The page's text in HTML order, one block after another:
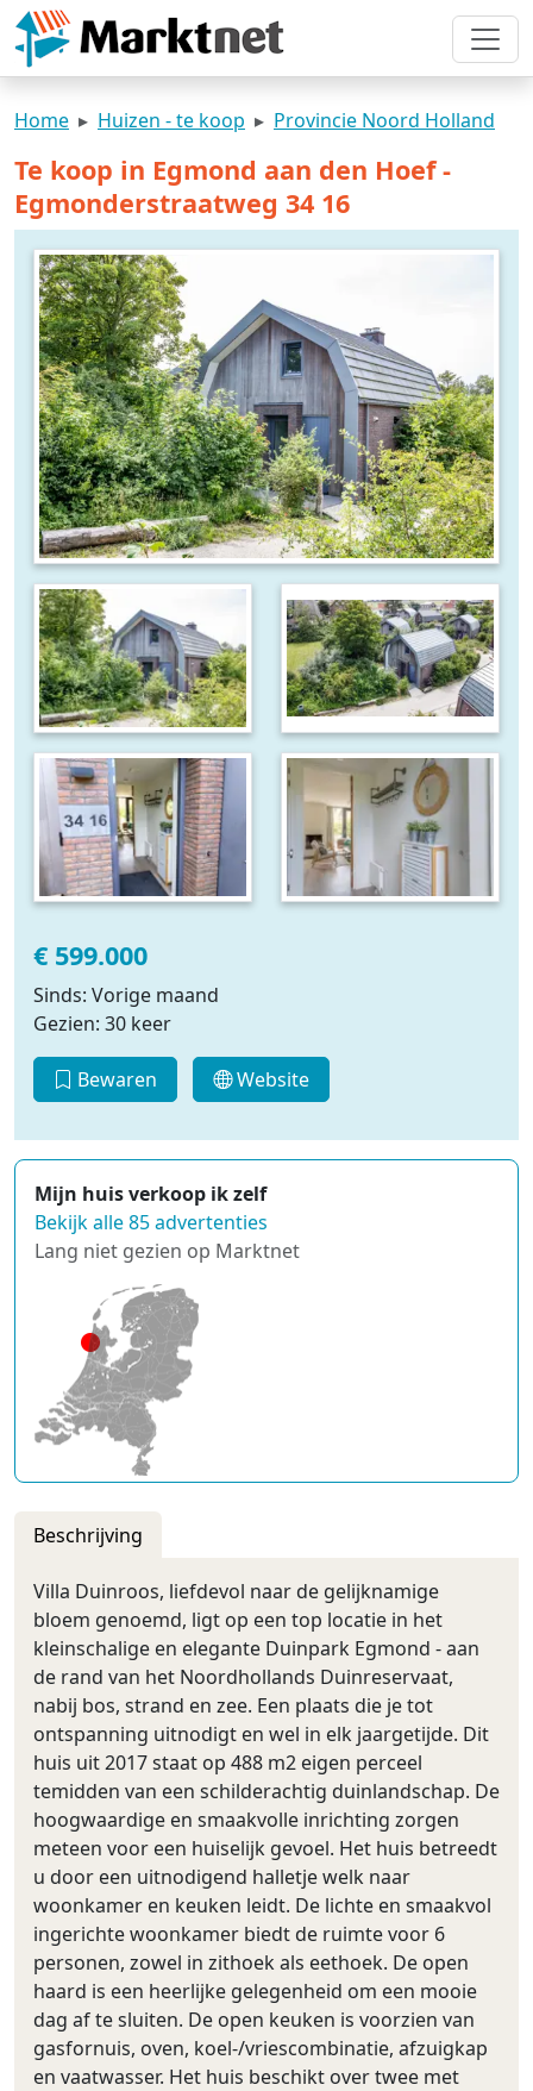
Home Huizen - te koop Provincie Noord Holland
Te koop in Egmond aan den Hoef -
Egmonderstraatweg 34 16
€ 599.000
Sinds: Vorige maand
Gezien: 30 keer
Bewaren Website
Mijn huis verkoop ik zelf
Bekijk alle 85 advertenties
Lang niet gezien op Marktnet
Beschrijving
Villa Duinroos, liefdevol naar de gelijknamige
bloem genoemd, ligt op een top locatie in het
kleinschalige en elegante Duinpark Egmond - aan
de rand van het Noordhollands Duinreservaat,
nabij bos, strand en zee. Een plaats die je tot
ontspanning uitnodigt en wel in elk jaargetijde. Dit
huis uit 2017 staat op 488 m2 eigen perceel
temidden van een schilderachtig duinlandschap. De
hoogwaardige en smaakvolle inrichting zorgen
meteen voor een huiselijk gevoel. Het huis betreedt
u door een uitnodigend halletje welk naar
woonkamer en keuken leidt. De lichte en smaakvol
ingerichte woonkamer biedt de ruimte voor 6
personen, zowel in zithoek als eethoek. De open
haard is een heerlijke gelegenheid om een mooie
dag af te sluiten. De open keuken is voorzien van
gasfornuis, oven, koel-/vriescombinatie, afzuigkap
en vaatwasser. Het huis beschikt over twee met